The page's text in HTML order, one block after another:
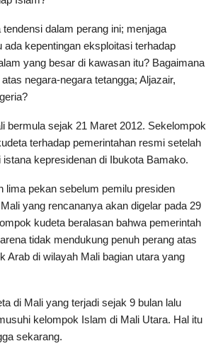
dalam perang ini; menjaga
ada kepentingan eksploitasi terhadap
yang besar di kawasan itu? Bagaimana
negara-negara tetangga; Aljazair,
bermula sejak 21 Maret 2012. Sekelompok
terhadap pemerintahan resmi setelah
kepresidenan di Ibukota Bamako.
lima pekan sebelum pemilu presiden
yang rencananya akan digelar pada 29
kudeta beralasan bahwa pemerintah
tidak mendukung penuh perang atas
Arab di wilayah Mali bagian utara yang
di Mali yang terjadi sejak 9 bulan lalu
kelompok Islam di Mali Utara. Hal itu
sekarang.